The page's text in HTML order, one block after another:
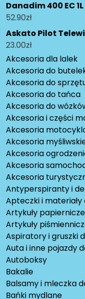
Danadim 400 EC 1L
52.90zł
Askato Pilot
23.00zł
Akcesoria dla lalek
Akcesoria do
Akcesoria do
Akcesoria do tańca
Akcesoria do
Akcesoria i części
Akcesoria
Akcesoria
Akcesoria
Akcesoria
Akcesoria
Antyperspiranty i
Apteczki i
Artykuły papiernicze
Artykuły
Aspiratory i gruszki
Auta i inne pojazdy
Autoboksy
Bakalie
Balsamy i mleczka
Bańki mydlane